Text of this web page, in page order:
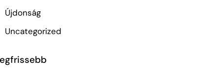
Újdonság
Uncategorized